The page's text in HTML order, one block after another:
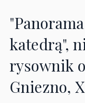
katedrą",
rysownik o
Gniezno,